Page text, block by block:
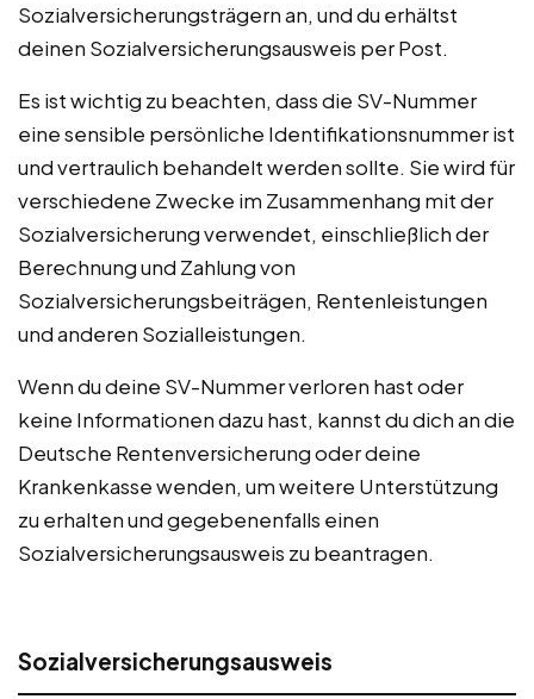
Sozialversicherungsträgern an, und du erhältst
deinen Sozialversicherungsausweis per Post.
Es ist wichtig zu beachten, dass die SV-Nummer
eine sensible persönliche Identifikationsnummer ist
und vertraulich behandelt werden sollte. Sie wird für
verschiedene Zwecke im Zusammenhang mit der
Sozialversicherung verwendet, einschließlich der
Berechnung und Zahlung von
Sozialversicherungsbeiträgen, Rentenleistungen
und anderen Sozialleistungen.
Wenn du deine SV-Nummer verloren hast oder
keine Informationen dazu hast, kannst du dich an die
Deutsche Rentenversicherung oder deine
Krankenkasse wenden, um weitere Unterstützung
zu erhalten und gegebenenfalls einen
Sozialversicherungsausweis zu beantragen.
Sozialversicherungsausweis